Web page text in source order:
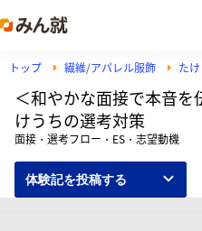
トップ 繊維/アパレル服飾 た
＜和やかな面接で本音
けうちの選考対策
面接・選考フロー・ES・志望動機
体験記を投稿する